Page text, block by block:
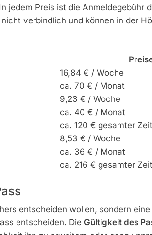
jedem Preis ist die Anmeldegebühr
verbindlich und können in der
16,84 € / Woche
ca. 70 € / Monat
9,23 € / Woche
ca. 40 € / Monat
ca. 120 € gesamter
8,53 € / Woche
ca. 36 € / Monat
ca. 216 € gesamter
entscheiden wollen, sondern eine
entscheiden. Die Gültigkeit des